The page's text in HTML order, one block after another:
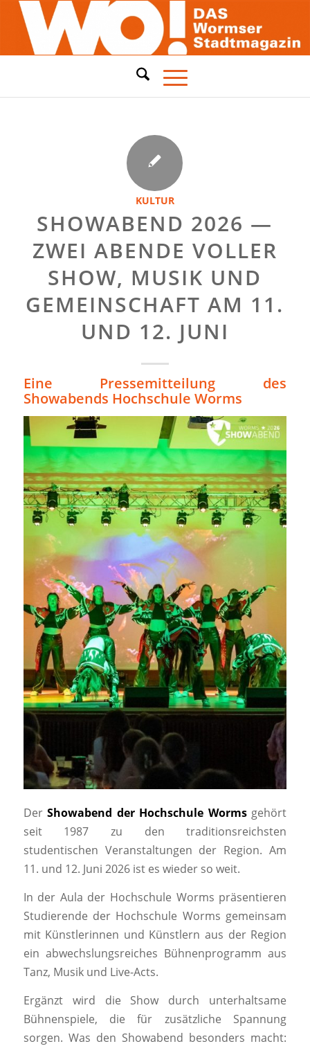
KULTUR
SHOWABEND 2026 —
ZWEI ABENDE VOLLER
SHOW, MUSIK UND
GEMEINSCHAFT AM 11.
UND 12. JUNI
Eine Pressemitteilung des
Showabends Hochschule Worms
DerShowabend der Hochschule Wormsgehört
seit 1987 zu den traditionsreichsten
studentischen Veranstaltungen der Region. Am
11. und 12. Juni 2026 ist es wieder so weit.
In der Aula der Hochschule Worms präsentieren
Studierende der Hochschule Worms gemeinsam
mit Künstlerinnen und Künstlern aus der Region
ein abwechslungsreiches Bühnenprogramm aus
Tanz, Musik und Live-Acts.
Ergänzt wird die Show durch unterhaltsame
Bühnenspiele, die für zusätzliche Spannung
sorgen. Was den Showabend besonders macht: